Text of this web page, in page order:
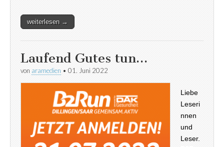
weiterlesen →
Laufend Gutes tun…
von aramedien • 01. Juni 2022
Liebe
Leseri
nnen
und
Leser.